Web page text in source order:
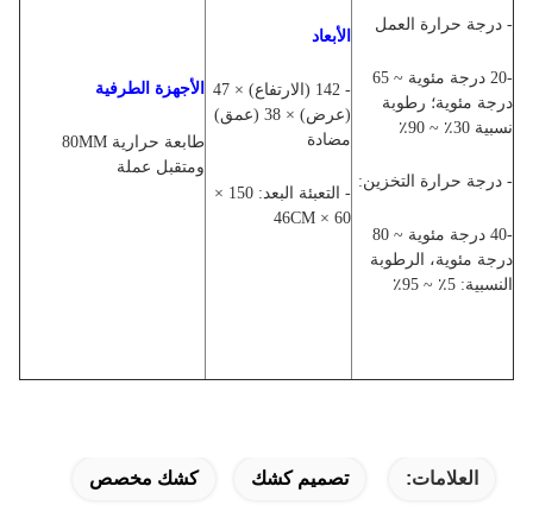
- درجة حرارة العمل
-20 درجة مئوية ~ 65
درجة مئوية؛ رطوبة
نسبية 30٪ ~ 90٪
- درجة حرارة التخزين:
-40 درجة مئوية ~ 80
درجة مئوية، الرطوبة
النسبية: 5٪ ~ 95٪
الأبعاد
- 142 (الارتفاع) × 47
(عرض) × 38 (عمق)
مضادة
- التعبئة البعد: 150 ×
60 × 46CM
الأجهزة الطرفية
طابعة حرارية 80MM
ومتقبل عملة
العلامات: تصميم كشك كشك مخصص